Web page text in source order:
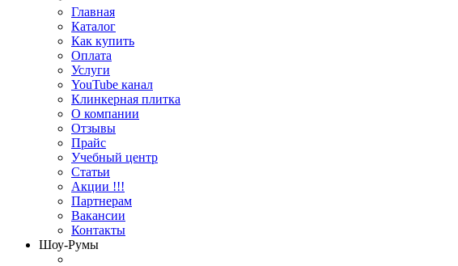
Главная
Каталог
Как купить
Оплата
Услуги
YouTube канал
Клинкерная плитка
О компании
Отзывы
Прайс
Учебный центр
Статьи
Акции !!!
Партнерам
Вакансии
Контакты
Шоу-Румы